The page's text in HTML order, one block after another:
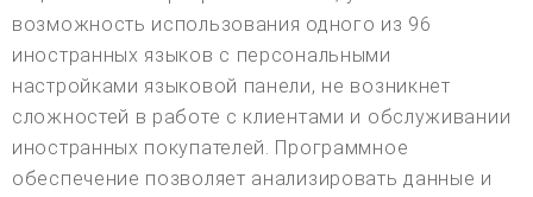
возможность использования одного из 96
иностранных языков с персональными
настройками языковой панели, не возникнет
сложностей в работе с клиентами и обслуживании
иностранных покупателей. Программное
обеспечение позволяет анализировать данные и